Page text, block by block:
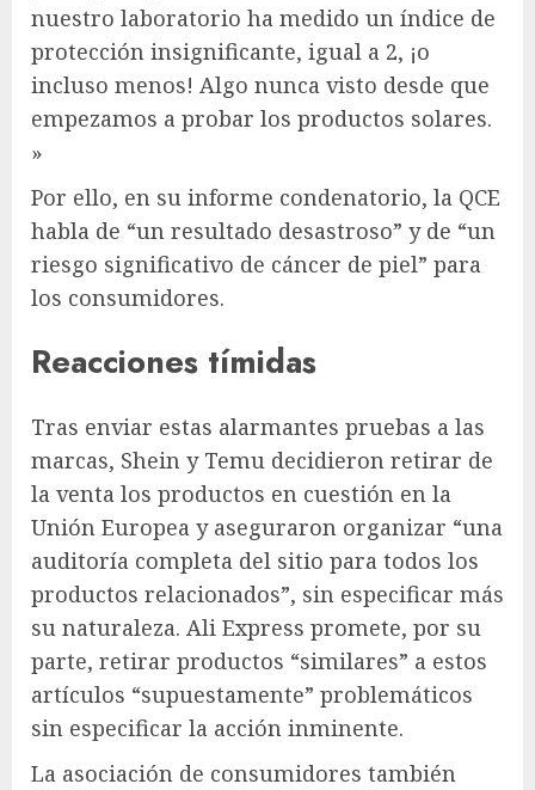
nuestro laboratorio ha medido un índice de
protección insignificante, igual a 2, ¡o
incluso menos! Algo nunca visto desde que
empezamos a probar los productos solares.
»
Por ello, en su informe condenatorio, la QCE
habla de “un resultado desastroso” y de “un
riesgo significativo de cáncer de piel” para
los consumidores.
Reacciones tímidas
Tras enviar estas alarmantes pruebas a las
marcas, Shein y Temu decidieron retirar de
la venta los productos en cuestión en la
Unión Europea y aseguraron organizar “una
auditoría completa del sitio para todos los
productos relacionados”, sin especificar más
su naturaleza. Ali Express promete, por su
parte, retirar productos “similares” a estos
artículos “supuestamente” problemáticos
sin especificar la acción inminente.
La asociación de consumidores también